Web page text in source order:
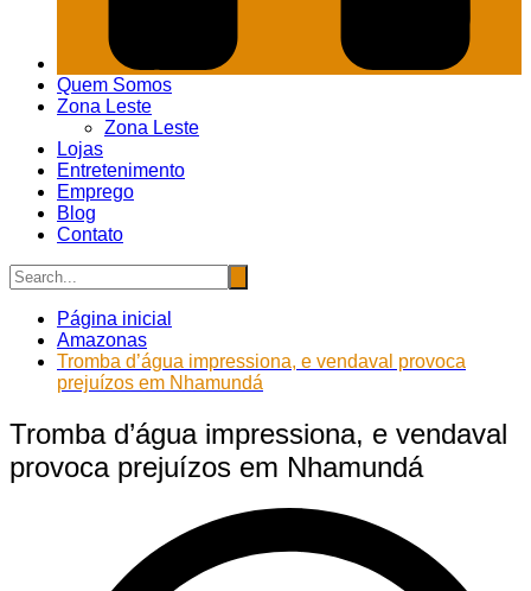
Quem Somos
Zona Leste
Zona Leste
Lojas
Entretenimento
Emprego
Blog
Contato
Página inicial
Amazonas
Tromba d’água impressiona, e vendaval provoca
prejuízos em Nhamundá
Tromba d’água impressiona, e vendaval
provoca prejuízos em Nhamundá